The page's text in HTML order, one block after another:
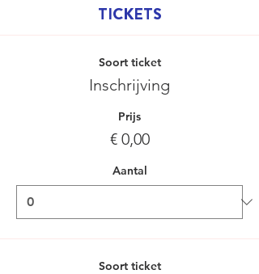
TICKETS
Soort ticket
Inschrijving
Prijs
€ 0,00
Aantal
Soort ticket